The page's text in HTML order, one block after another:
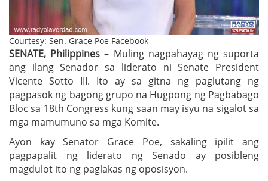
Courtesy: Sen. Grace Poe Facebook
SENATE, Philippines – Muling nagpahayag ng suporta
ang ilang Senador sa liderato ni Senate President
Vicente Sotto III. Ito ay sa gitna ng paglutang ng
pagpasok ng bagong grupo na Hugpong ng Pagbabago
Bloc sa 18th Congress kung saan may isyu na sigalot sa
mga mamumuno sa mga Komite.
Ayon kay Senator Grace Poe, sakaling ipilit ang
pagpapalit ng liderato ng Senado ay posibleng
magdulot ito ng paglakas ng oposisyon.